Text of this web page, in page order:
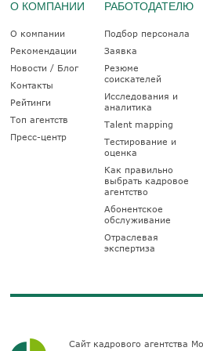
О КОМПАНИИ
О компании
Рекомендации
Новости / Блог
Контакты
Рейтинги
Топ агентств
Пресс-центр
РАБОТОДАТЕЛЮ
Подбор персонала
Заявка
Резюме
соискателей
Исследования и
аналитика
Talent mapping
Тестирование и
оценка
Как правильно
выбрать кадровое
агентство
Абонентское
обслуживание
Отраслевая
экспертиза
Сайт кадрового агентства